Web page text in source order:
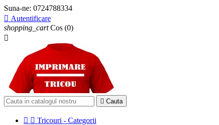
Suna-ne: 0724788334
 Autentificare
shopping_cart Cos (0)

 Cauta
  Tricouri - Categorii